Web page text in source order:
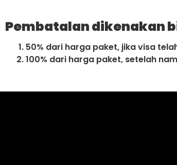
Pembatalan dikenakan
50% dari harga paket, jika visa
100% dari harga paket, setelah